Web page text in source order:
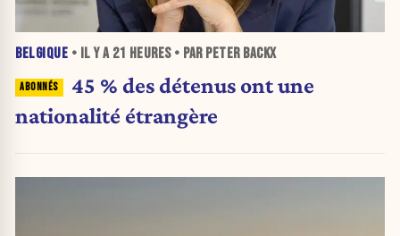
BELGIQUE • IL Y A 21 HEURES• PAR PETER BACKX
45 % des détenus ont une
nationalité étrangère